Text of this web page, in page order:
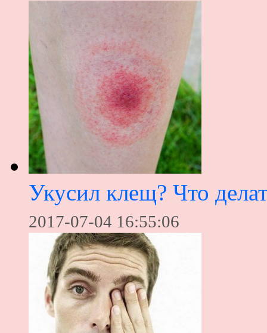
Укусил клещ? Что
2017-07-04 16:55:06